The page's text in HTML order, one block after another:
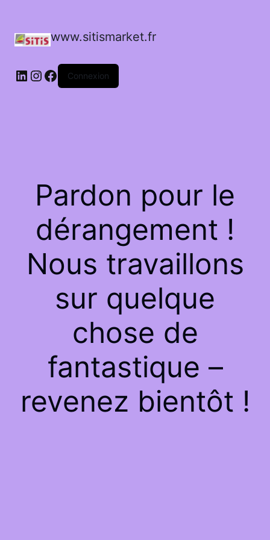
www.sitismarket.fr
LinkedIn
Instagram
Facebook
Connexion
Pardon pour le
dérangement !
Nous travaillons
sur quelque
chose de
fantastique –
revenez bientôt !